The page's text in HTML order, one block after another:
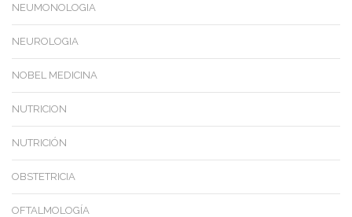
NEUMONOLOGIA
NEUROLOGIA
NOBEL MEDICINA
NUTRICION
NUTRICIÓN
OBSTETRICIA
OFTALMOLOGÍA